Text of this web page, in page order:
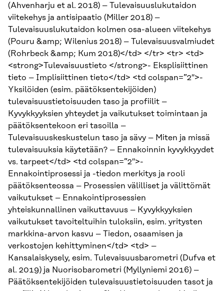
(Ahvenharju et al. 2018) – Tulevaisuuslukutaidon
viitekehys ja antisipaatio (Miller 2018) –
Tulevaisuuslukutaidon kolmen osa-alueen viitekehys
(Pouru &amp; Wilenius 2018) – Tulevaisuusvalmiudet
(Rohrbeck &amp; Kum 2018)</td> </tr> <tr> <td>
<strong>Tulevaisuustieto </strong>- Eksplisiittinen
tieto – Implisiittinen tieto</td> <td colspan=”2″>-
Yksilöiden (esim. päätöksentekijöiden)
tulevaisuustietoisuuden taso ja profiilit –
Kyvykkyyksien yhteydet ja vaikutukset toimintaan ja
päätöksentekoon eri tasoilla –
Tulevaisuuskeskustelun taso ja sävy – Miten ja missä
tulevaisuuksia käytetään? – Ennakoinnin kyvykkyydet
vs. tarpeet</td> <td colspan=”2″>-
Ennakointiprosessi ja -tiedon merkitys ja rooli
päätöksenteossa – Prosessien välilliset ja välittömät
vaikutukset – Ennakointiprosessien
yhteiskunnallinen vaikuttavuus – Kyvykkyyksien
vaikutukset tavoiteltuihin tuloksiin, esim. yritysten
markkina-arvon kasvu – Tiedon, osaamisen ja
verkostojen kehittyminen</td> <td> –
Kansalaiskysely, esim. Tulevaisuusbarometri (Dufva et
al. 2019) ja Nuorisobarometri (Myllyniemi 2016) –
Päätöksentekijöiden tulevaisuustietoisuuden tasot ja